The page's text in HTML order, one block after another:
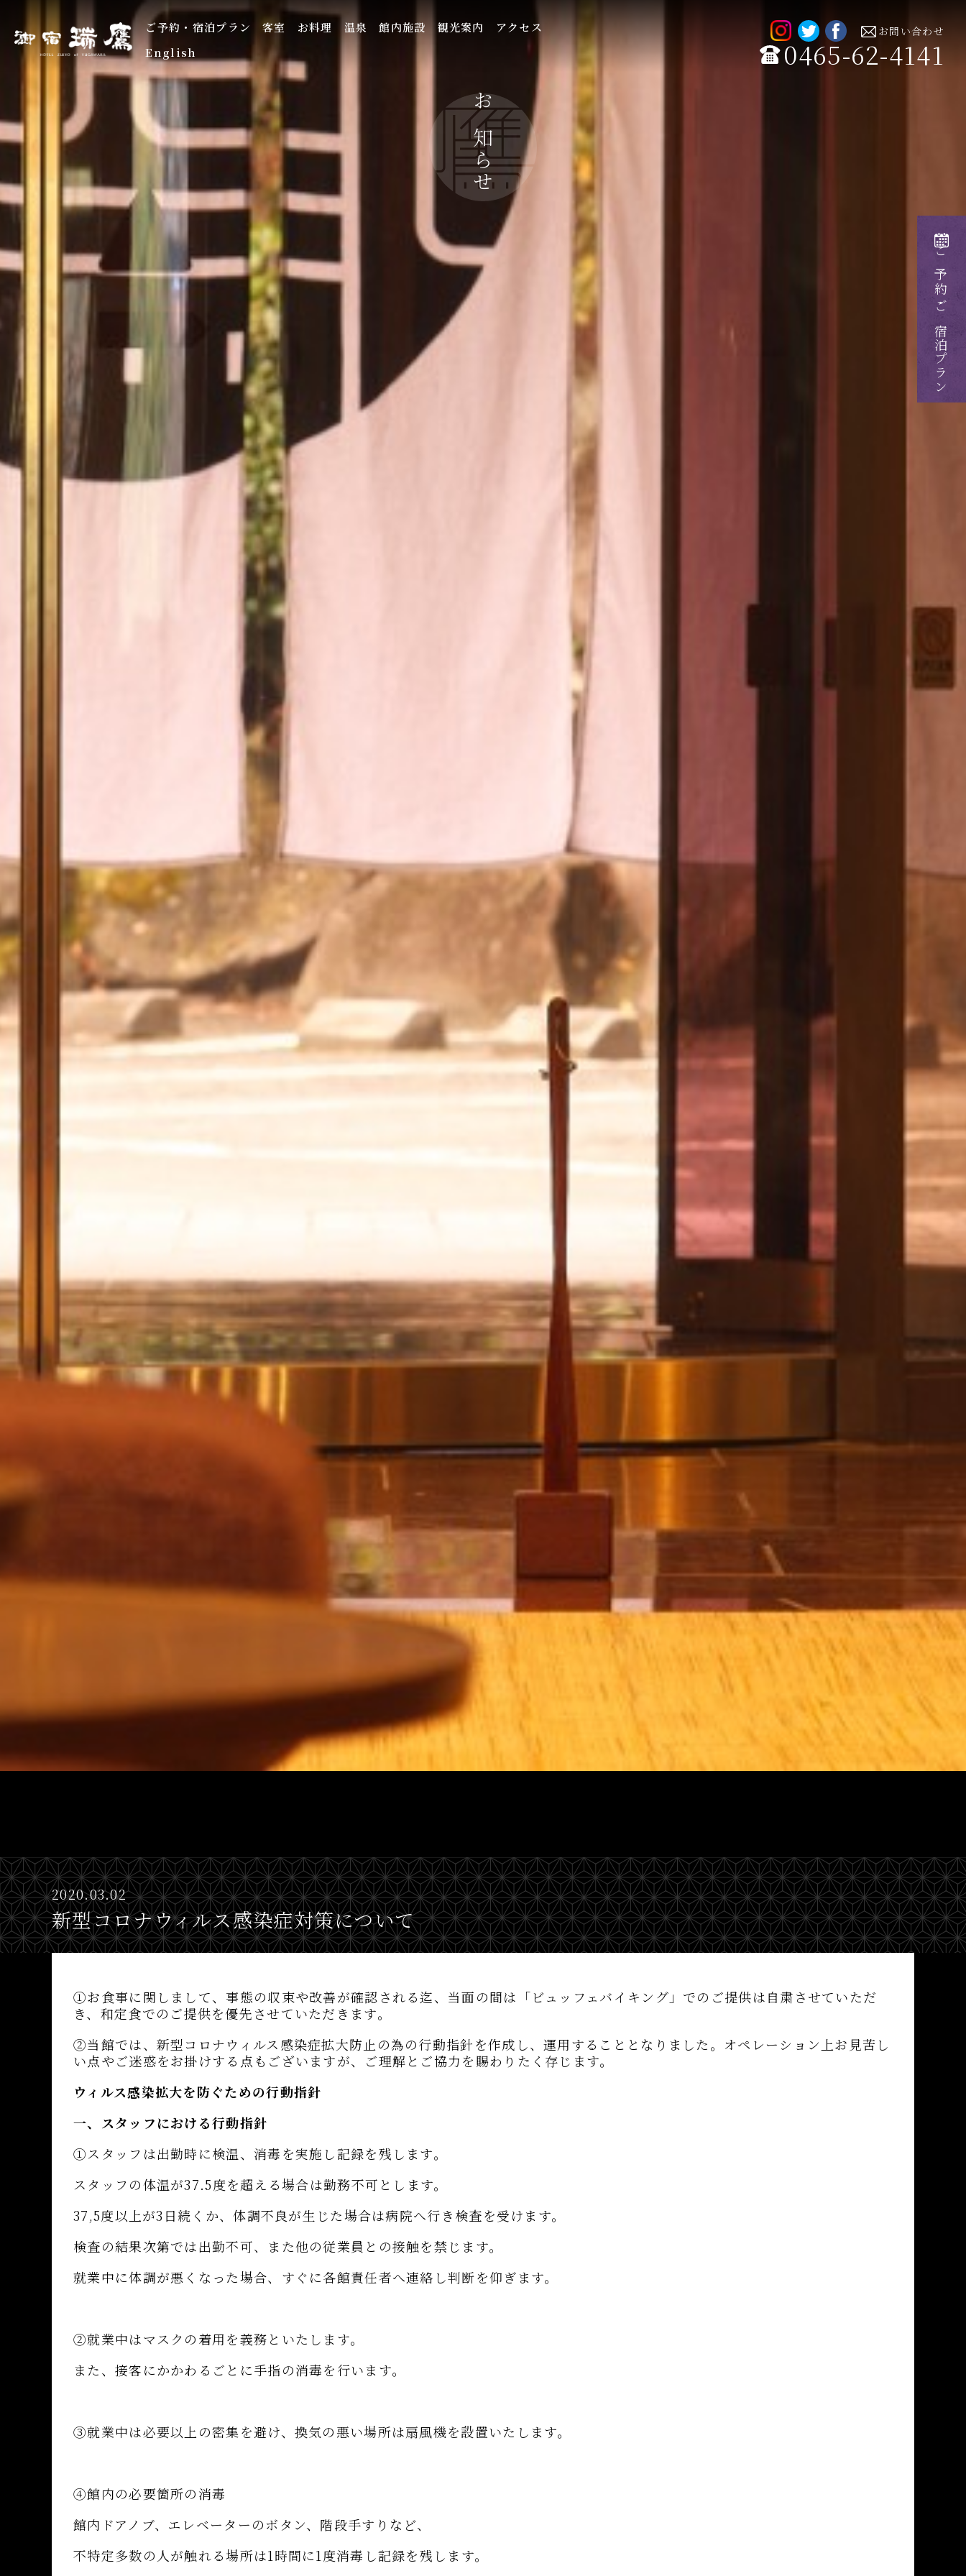
ご予約・宿泊プラン 客室 お料理 温泉 館内施設 観光案内
アクセス
English
お問い合わせ
0465-62-4141
ご予約・ご宿泊プラン
お知らせ
2020.03.02
新型コロナウィルス感染症対策について
①お食事に関しまして、事態の収束や改善が確認される迄、当面の間は「ビュッフェバイキング」でのご提供は自粛させていただ
き、和定食でのご提供を優先させていただきます。
②当館では、新型コロナウィルス感染症拡大防止の為の行動指針を作成し、運用することとなりました。オペレーション上お見苦し
い点やご迷惑をお掛けする点もございますが、ご理解とご協力を賜わりたく存じます。
ウィルス感染拡大を防ぐための行動指針
一、スタッフにおける行動指針
①スタッフは出勤時に検温、消毒を実施し記録を残します。
スタッフの体温が37.5度を超える場合は勤務不可とします。
37,5度以上が3日続くか、体調不良が生じた場合は病院へ行き検査を受けます。
検査の結果次第では出勤不可、また他の従業員との接触を禁じます。
就業中に体調が悪くなった場合、すぐに各館責任者へ連絡し判断を仰ぎます。
②就業中はマスクの着用を義務といたします。
また、接客にかかわるごとに手指の消毒を行います。
③就業中は必要以上の密集を避け、換気の悪い場所は扇風機を設置いたします。
④館内の必要箇所の消毒
館内ドアノブ、エレベーターのボタン、階段手すりなど、
不特定多数の人が触れる場所は1時間に1度消毒し記録を残します。